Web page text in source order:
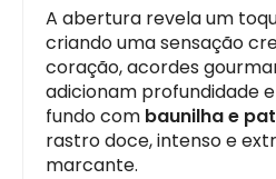
A abertura revela um
criando uma sensação
coração, acordes
adicionam profundidade
fundo com baunilha e
rastro doce, intenso e
marcante.